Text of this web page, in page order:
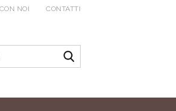
NOI CONTATTI